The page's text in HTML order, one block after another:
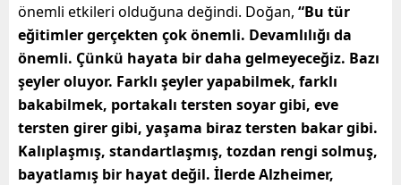
önemli etkileri olduğuna değindi. Doğan, “Bu tür
eğitimler gerçekten çok önemli. Devamlılığı da
önemli. Çünkü hayata bir daha gelmeyeceğiz. Bazı
şeyler oluyor. Farklı şeyler yapabilmek, farklı
bakabilmek, portakalı tersten soyar gibi, eve
tersten girer gibi, yaşama biraz tersten bakar gibi.
Kalıplaşmış, standartlaşmış, tozdan rengi solmuş,
bayatlamış bir hayat değil. İlerde Alzheimer,